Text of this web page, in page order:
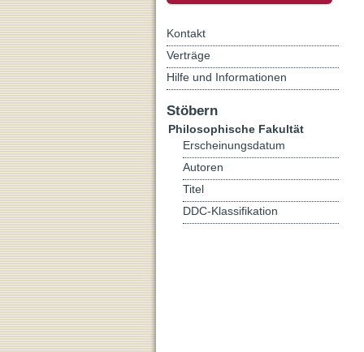
Kontakt
Verträge
Hilfe und Informationen
Stöbern
Philosophische Fakultät
Erscheinungsdatum
Autoren
Titel
DDC-Klassifikation